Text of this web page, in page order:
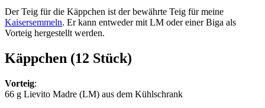
Der Teig für die Käppchen ist der bewährte Teig für meine
Kaisersemmeln. Er kann entweder mit LM oder einer Biga als
Vorteig hergestellt werden.
Käppchen (12 Stück)
Vorteig:
66 g Lievito Madre (LM) aus dem Kühlschrank